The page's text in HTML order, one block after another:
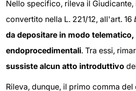
Nello specifico, rileva il Giudicante,
convertito nella L. 221/12, all'art. 16
da depositare in modo
endoprocedimentali. Tra essi,
sussiste alcun atto introduttivo
Rileva, dunque, il primo comma del